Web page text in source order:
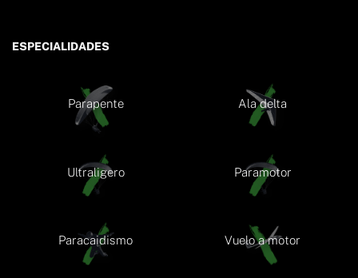
ESPECIALIDADES
Parapente
Ultraligero
Ala delta
Paramotor
Paracaidismo Vuelo a motor